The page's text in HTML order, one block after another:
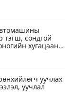
тэгш, сондгой
хугацаанд
уучлах
уучлал